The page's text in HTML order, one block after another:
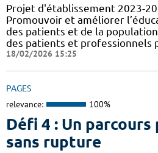
Projet d'établissement 2023-
Promouvoir et améliorer
des patients et de la
des patients et professionnels
18/02/2026 15:25
PAGES
relevance: 100%
Défi 4 : Un
sans rupture